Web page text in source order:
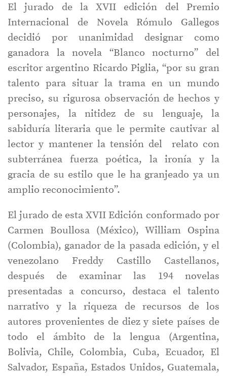
El jurado de la XVII edición del Premio
Internacional de Novela Rómulo Gallegos
decidió por unanimidad designar como
ganadora la novela “Blanco nocturno” del
escritor argentino Ricardo Piglia, “por su gran
talento para situar la trama en un mundo
preciso, su rigurosa observación de hechos y
personajes, la nitidez de su lenguaje, la
sabiduría literaria que le permite cautivar al
lector y mantener la tensión del relato con
subterránea fuerza poética, la ironía y la
gracia de su estilo que le ha granjeado ya un
amplio reconocimiento”.
El jurado de esta XVII Edición conformado por
Carmen Boullosa (México), William Ospina
(Colombia), ganador de la pasada edición, y el
venezolano Freddy Castillo Castellanos,
después de examinar las 194 novelas
presentadas a concurso, destaca el talento
narrativo y la riqueza de recursos de los
autores provenientes de diez y siete países de
todo el ámbito de la lengua (Argentina,
Bolivia, Chile, Colombia, Cuba, Ecuador, El
Salvador, España, Estados Unidos, Guatemala,